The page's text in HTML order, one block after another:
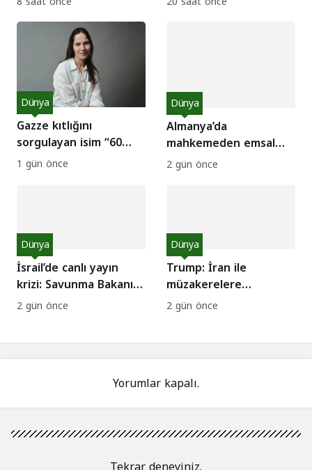
Gazze kıtlığını
sorgulayan isim “60
Minutes” kadrosunda:
CBS’te kriz!
Dünya
1 gün önce
Almanya’da
mahkemeden emsal
karar: İsrail’i Nazizm ile
kıyaslamak suç değil
Dünya
2 gün önce
İsrail’de canlı yayın
krizi: Savunma Bakanı
komutanı kovdu
Dünya
2 gün önce
Trump: İran ile
müzakerelere
başlayacağız
Dünya
2 gün önce
Yorumlar kapalı.